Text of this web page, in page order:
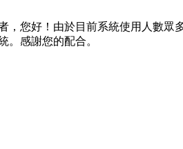
，您好！由於目前系統使用人數眾
。感謝您的配合。